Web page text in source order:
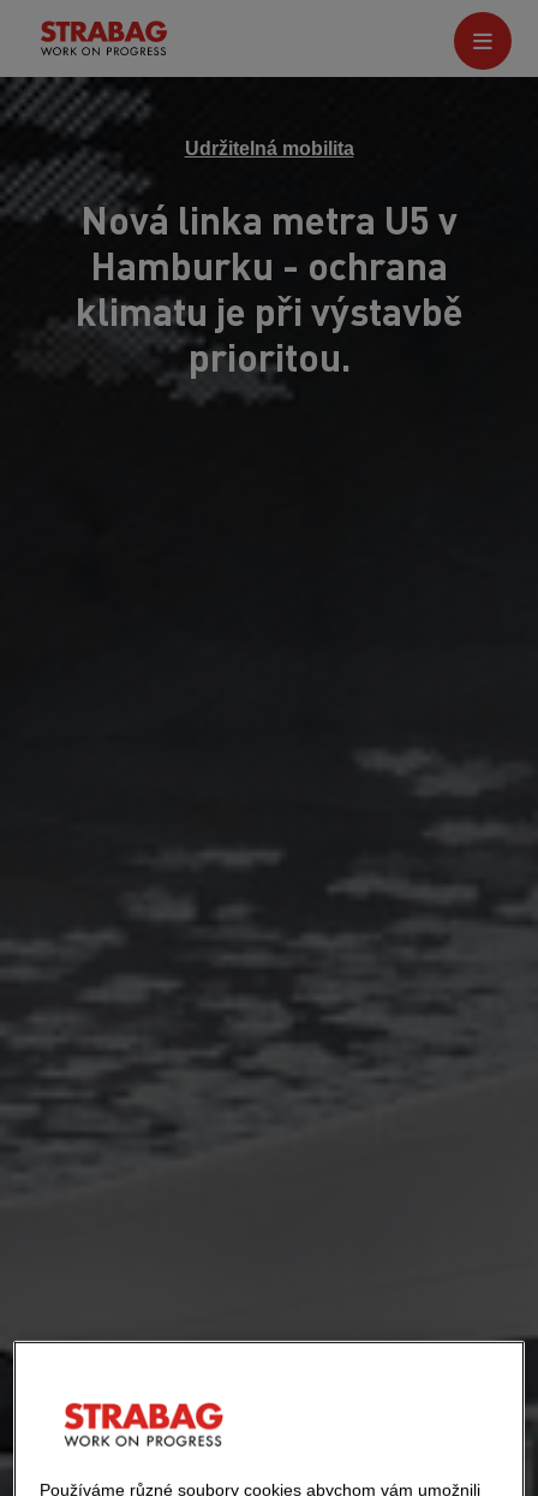
Udržitelná mobilita
Nová linka metra U5 v
Hamburku - ochrana
klimatu je při výstavbě
prioritou.
Používáme různé soubory cookies abychom vám umožnili